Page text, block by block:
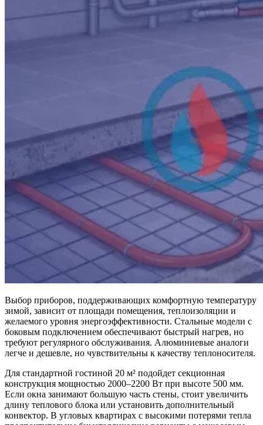
Выбор приборов, поддерживающих комфортную температуру
зимой, зависит от площади помещения, теплоизоляции и
желаемого уровня энергоэффективности. Стальные модели с
боковым подключением обеспечивают быстрый нагрев, но
требуют регулярного обслуживания. Алюминиевые аналоги
легче и дешевле, но чувствительны к качеству теплоносителя.
Для стандартной гостиной 20 м² подойдет секционная
конструкция мощностью 2000–2200 Вт при высоте 500 мм.
Если окна занимают большую часть стены, стоит увеличить
длину теплового блока или установить дополнительный
конвектор. В угловых квартирах с высокими потерями тепла